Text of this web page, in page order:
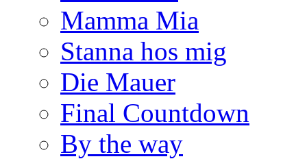
Mamma Mia
Stanna hos mig
Die Mauer
Final Countdown
By the way